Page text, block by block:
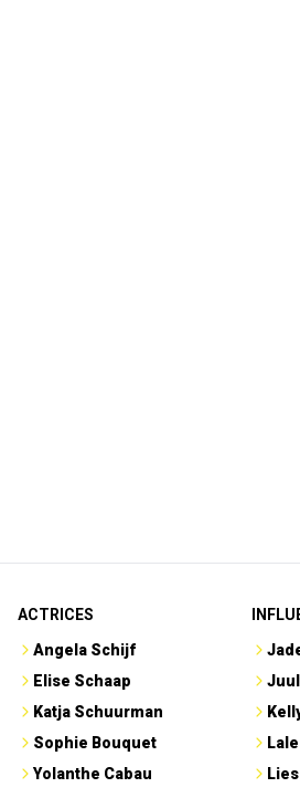
ACTRICES
Angela Schijf
Elise Schaap
Katja Schuurman
Sophie Bouquet
Yolanthe Cabau
Lale